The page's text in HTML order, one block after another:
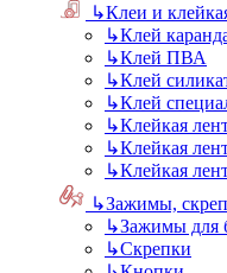
↳Клеи и
↳Клей
↳Клей ПВА
↳Клей
↳Клей
↳Клейкая
↳Клейкая
↳Клейкая
↳Зажимы,
↳Зажимы для
↳Скрепки